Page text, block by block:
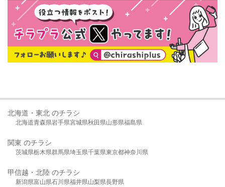
北海道・東北 のチラシ
北海道青森県岩手県宮城県秋田県山形県福島県
関東 のチラシ
茨城県栃木県群馬県埼玉県千葉県東京都神奈川県
甲信越・北陸 のチラシ
新潟県富山県石川県福井県山梨県長野県